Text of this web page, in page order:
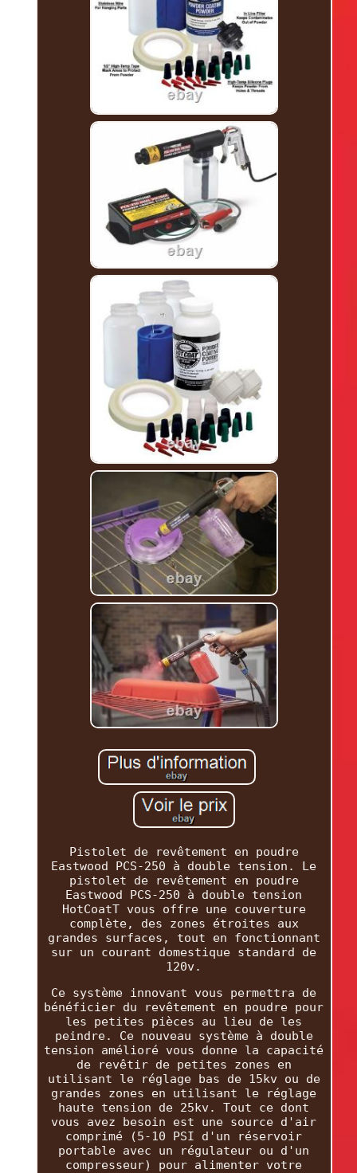
Pistolet de revêtement en poudre
Eastwood PCS-250 à double tension. Le
pistolet de revêtement en poudre
Eastwood PCS-250 à double tension
HotCoatT vous offre une couverture
complète, des zones étroites aux
grandes surfaces, tout en fonctionnant
sur un courant domestique standard de
120v.
Ce système innovant vous permettra de
bénéficier du revêtement en poudre pour
les petites pièces au lieu de les
peindre. Ce nouveau système à double
tension amélioré vous donne la capacité
de revêtir de petites zones en
utilisant le réglage bas de 15kv ou de
grandes zones en utilisant le réglage
haute tension de 25kv. Tout ce dont
vous avez besoin est une source d'air
comprimé (5-10 PSI d'un réservoir
portable avec un régulateur ou d'un
compresseur) pour alimenter votre